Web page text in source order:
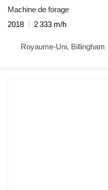
Machine de forage
2018
2 333 m/h
Royaume-Uni, Billingham